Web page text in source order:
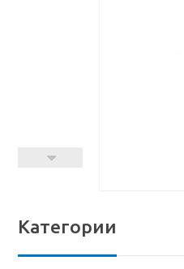
Категории